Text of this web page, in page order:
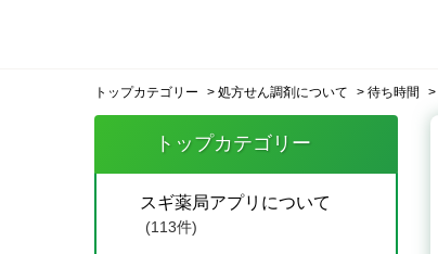
トップカテゴリー > 処方せん調剤について > 待ち時間 >
トップカテゴリー
スギ薬局アプリについて
(113件)